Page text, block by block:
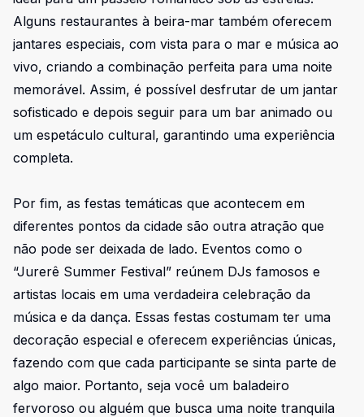
Alguns restaurantes à beira-mar também oferecem
jantares especiais, com vista para o mar e música ao
vivo, criando a combinação perfeita para uma noite
memorável. Assim, é possível desfrutar de um jantar
sofisticado e depois seguir para um bar animado ou
um espetáculo cultural, garantindo uma experiência
completa.
Por fim, as festas temáticas que acontecem em
diferentes pontos da cidade são outra atração que
não pode ser deixada de lado. Eventos como o
“Jurerê Summer Festival” reúnem DJs famosos e
artistas locais em uma verdadeira celebração da
música e da dança. Essas festas costumam ter uma
decoração especial e oferecem experiências únicas,
fazendo com que cada participante se sinta parte de
algo maior. Portanto, seja você um baladeiro
fervoroso ou alguém que busca uma noite tranquila